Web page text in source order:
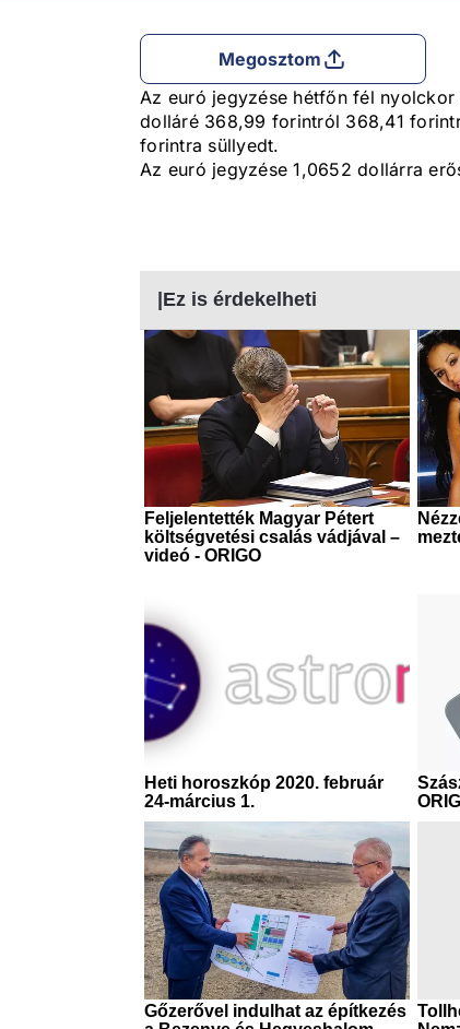
Megosztom
Az euró jegyzése hétfőn fél
dolláré 368,99 forintról 368,41
forintra süllyedt.
Az euró jegyzése 1,0652 dollárra